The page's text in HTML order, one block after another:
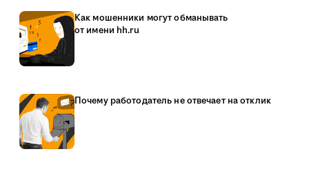
Как мошенники могут обманывать
от имени hh.ru
Почему работодатель не отвечает на отклик